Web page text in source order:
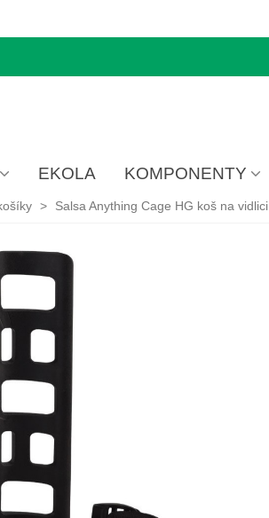
EKOLA KOMPONENTY
> Salsa Anything Cage HG koš na vidlici